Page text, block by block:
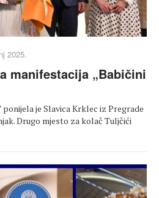
2025.
manifestacija „Babičini
ponijela je Slavica Krklec iz Pregrade
Drugo mjesto za kolač Tuljčići